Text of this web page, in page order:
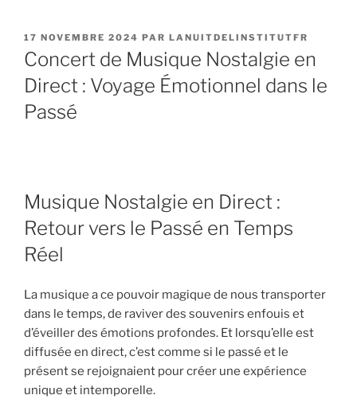
PUBLIÉ
LE
17 NOVEMBRE 2024 PAR LANUITDELINSTITUTFR
Concert de Musique Nostalgie en
Direct : Voyage Émotionnel dans le
Passé
Musique Nostalgie en Direct :
Retour vers le Passé en Temps
Réel
La musique a ce pouvoir magique de nous transporter
dans le temps, de raviver des souvenirs enfouis et
d’éveiller des émotions profondes. Et lorsqu’elle est
diffusée en direct, c’est comme si le passé et le
présent se rejoignaient pour créer une expérience
unique et intemporelle.